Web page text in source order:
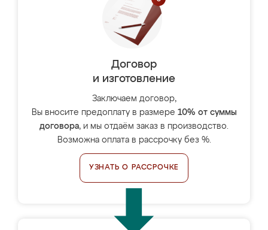
Договор
и изготовление
Заключаем договор,
Вы вносите предоплату в размере 10% от суммы
договора, и мы отдаём заказ в производство.
Возможна оплата в рассрочку без %.
УЗНАТЬ О РАССРОЧКЕ